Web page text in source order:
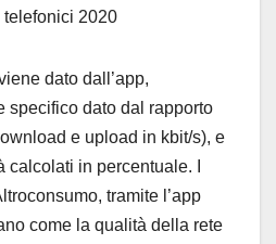
dato dall’app,
specifico dato dal rapporto
e upload in kbit/s), e
in percentuale. I
tramite l’app
come la qualità della rete